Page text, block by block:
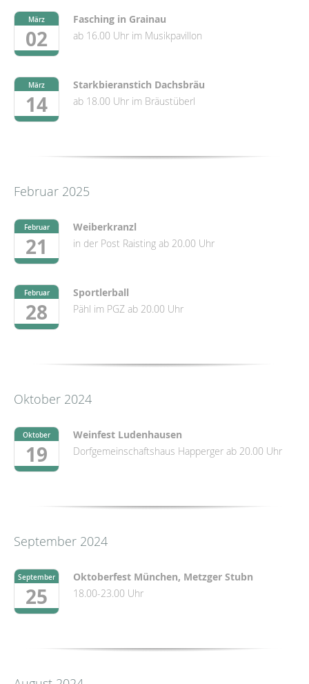
März
02
Fasching in Grainau
ab 16.00 Uhr im Musikpavillon
März
14
Starkbieranstich Dachsbräu
ab 18.00 Uhr im Bräustüberl
Februar 2025
Februar
21
Weiberkranzl
in der Post Raisting ab 20.00 Uhr
Februar
28
Sportlerball
Pähl im PGZ ab 20.00 Uhr
Oktober 2024
Oktober
19
Weinfest Ludenhausen
Dorfgemeinschaftshaus Happerger ab 20.00 Uhr
September 2024
September
25
Oktoberfest München, Metzger Stubn
18.00-23.00 Uhr